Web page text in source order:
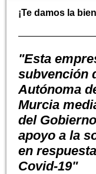
¡Te damos la
"Esta
subvención
Autónoma
Murcia
del
apoyo a la
en
Covid-19"